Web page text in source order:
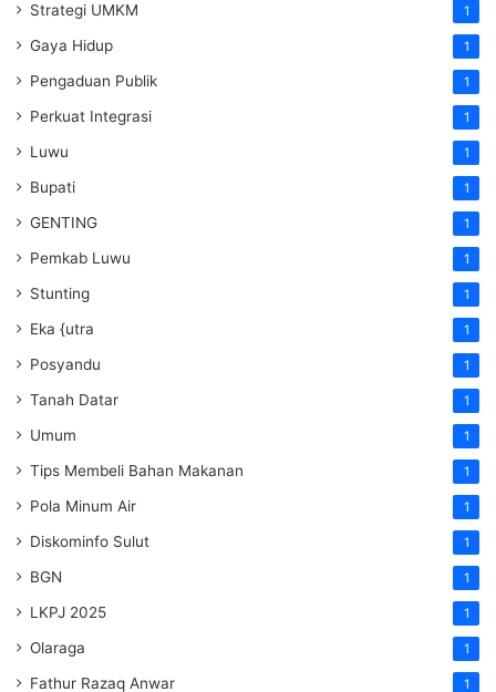
Strategi UMKM 1
Gaya Hidup 1
Pengaduan Publik 1
Perkuat Integrasi 1
Luwu 1
Bupati 1
GENTING 1
Pemkab Luwu 1
Stunting 1
Eka {utra 1
Posyandu 1
Tanah Datar 1
Umum 1
Tips Membeli Bahan Makanan 1
Pola Minum Air 1
Diskominfo Sulut 1
BGN 1
LKPJ 2025 1
Olaraga 1
Fathur Razaq Anwar 1